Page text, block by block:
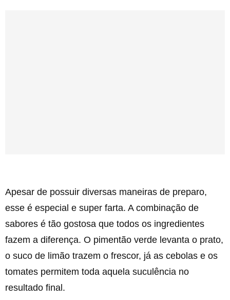
Apesar de possuir diversas maneiras de preparo,
esse é especial e super farta. A combinação de
sabores é tão gostosa que todos os ingredientes
fazem a diferença. O pimentão verde levanta o prato,
o suco de limão trazem o frescor, já as cebolas e os
tomates permitem toda aquela suculência no
resultado final.